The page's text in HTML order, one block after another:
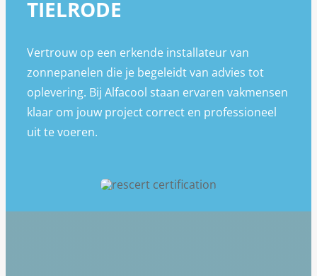
TIELRODE
Vertrouw op een erkende installateur van
zonnepanelen die je begeleidt van advies tot
oplevering. Bij Alfacool staan ervaren vakmensen
klaar om jouw project correct en professioneel
uit te voeren.